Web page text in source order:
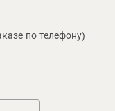
по телефону)